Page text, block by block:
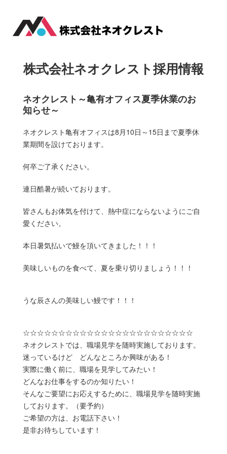
株式会社ネオクレスト採用情報
ネオクレスト～亀有オフィス夏季休業のお
知らせ～
ネオクレスト亀有オフィスは8月10日～15日まで夏季休
業期間を設けております。
何卒ご了承ください。
連日酷暑が続いております。
皆さんもお体気を付けて、熱中症にならないようにご自
愛ください。
本日暑気払いで鰻を頂いてきました！！！
美味しいものを食べて、夏を乗り切りましょう！！！
うな辰さんの美味しい鰻です！！！
☆☆☆☆☆☆☆☆☆☆☆☆☆☆☆☆☆☆☆☆☆☆☆☆
ネオクレストでは、職場見学を随時実施しております。
迷っているけど どんなところか興味がある！
実際に働く前に、職場を見学してみたい！
どんなお仕事をするのか知りたい！
そんなご要望にお応えするために、職場見学を随時実施
しております。（要予約）
ご希望の方は、お電話下さい！
是非お待ちしています！